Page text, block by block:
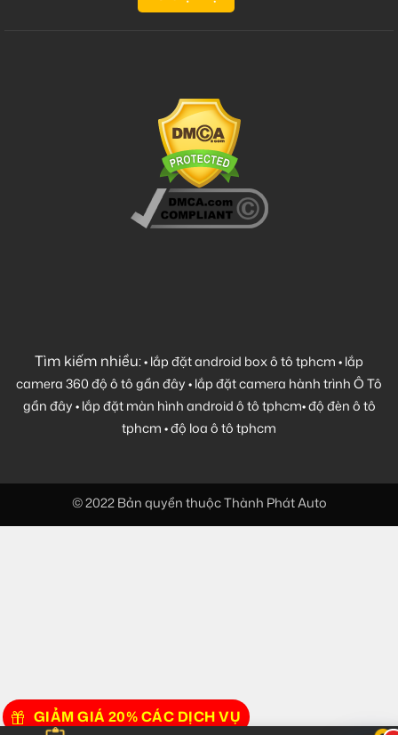
Tìm kiếm nhiều:•lắp đặt android box ô tô tphcm•lắp
camera 360 độ ô tô gần đây•lắp đặt camera hành trình Ô Tô
gần đây•lắp đặt màn hình android ô tô tphcm•độ đèn ô tô
tphcm•độ loa ô tô tphcm
GIẢM GIÁ 20% CÁC DỊCH VỤ
© 2022 Bản quyền thuộc Thành Phát Auto